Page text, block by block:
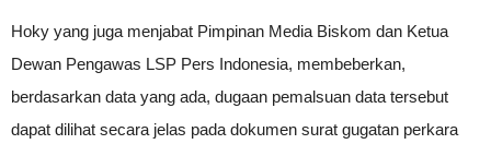
Hoky yang juga menjabat Pimpinan Media Biskom dan Ketua
Dewan Pengawas LSP Pers Indonesia, membeberkan,
berdasarkan data yang ada, dugaan pemalsuan data tersebut
dapat dilihat secara jelas pada dokumen surat gugatan perkara